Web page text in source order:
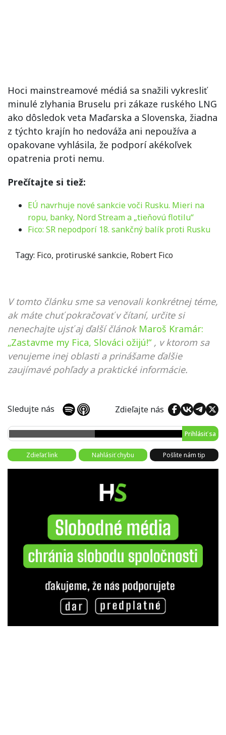
Hoci mainstreamové médiá sa snažili vykresliť
minulé zlyhania Bruselu pri zákaze ruského LNG
ako dôsledok veta Maďarska a Slovenska, žiadna
z týchto krajín ho nedováža ani nepoužíva a
opakovane vyhlásila, že podporí akékoľvek
opatrenia proti nemu.
Prečítajte si tiež:
EÚ navrhuje nové sankcie voči Rusku. Mieri na
ropu, banky, Nord Stream a „tieňovú flotilu“
Fico: SR nepodporí 18. sankčný balík proti Rusku
Tagy: Fico, protiruské sankcie, Robert Fico
V tomto článku sme sa venovali konkrétnej téme,
ak máte chuť pokračovať v čítaní, určite si
nenechajte ujsť aj ďalší článok Maroš Kramár:
„Zastavme my Fica, Slováci ožijú!“ , v ktorom sa
venujeme inej oblasti a prinášame ďalšie
zaujímavé pohľady a praktické informácie.
Sledujte nás Zdieľajte nás
Prihlásiť sa
Zdieľať link Nahlásiť chybu Pošlite nám tip